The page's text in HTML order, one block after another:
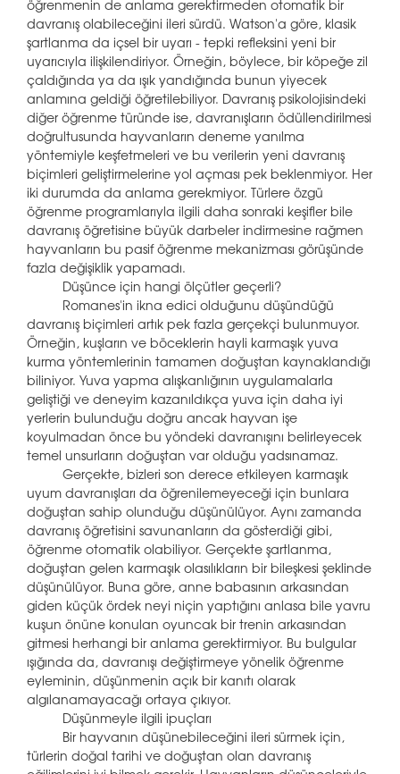
öğrenmenin de anlama gerektirmeden otomatik bir
davranış olabileceğini ileri sürdü. Watson'a göre, klasik
şartlanma da içsel bir uyarı - tepki refleksini yeni bir
uyarıcıyla ilişkilendiriyor. Örneğin, böylece, bir köpeğe zil
çaldığında ya da ışık yandığında bunun yiyecek
anlamına geldiği öğretilebiliyor. Davranış psikolojisindeki
diğer öğrenme türünde ise, davranışların ödüllendirilmesi
doğrultusunda hayvanların deneme yanılma
yöntemiyle keşfetmeleri ve bu verilerin yeni davranış
biçimleri geliştirmelerine yol açması pek beklenmiyor. Her
iki durumda da anlama gerekmiyor. Türlere özgü
öğrenme programlarıyla ilgili daha sonraki keşifler bile
davranış öğretisine büyük darbeler indirmesine rağmen
hayvanların bu pasif öğrenme mekanizması görüşünde
fazla değişiklik yapamadı.
Düşünce için hangi ölçütler geçerli?
Romanes'in ikna edici olduğunu düşündüğü
davranış biçimleri artık pek fazla gerçekçi bulunmuyor.
Örneğin, kuşların ve böceklerin hayli karmaşık yuva
kurma yöntemlerinin tamamen doğuştan kaynaklandığı
biliniyor. Yuva yapma alışkanlığının uygulamalarla
geliştiği ve deneyim kazanıldıkça yuva için daha iyi
yerlerin bulunduğu doğru ancak hayvan işe
koyulmadan önce bu yöndeki davranışını belirleyecek
temel unsurların doğuştan var olduğu yadsınamaz.
Gerçekte, bizleri son derece etkileyen karmaşık
uyum davranışları da öğrenilemeyeceği için bunlara
doğuştan sahip olunduğu düşünülüyor. Aynı zamanda
davranış öğretisini savunanların da gösterdiği gibi,
öğrenme otomatik olabiliyor. Gerçekte şartlanma,
doğuştan gelen karmaşık olasılıkların bir bileşkesi şeklinde
düşünülüyor. Buna göre, anne babasının arkasından
giden küçük ördek neyi niçin yaptığını anlasa bile yavru
kuşun önüne konulan oyuncak bir trenin arkasından
gitmesi herhangi bir anlama gerektirmiyor. Bu bulgular
ışığında da, davranışı değiştirmeye yönelik öğrenme
eyleminin, düşünmenin açık bir kanıtı olarak
algılanamayacağı ortaya çıkıyor.
Düşünmeyle ilgili ipuçları
Bir hayvanın düşünebileceğini ileri sürmek için,
türlerin doğal tarihi ve doğuştan olan davranış